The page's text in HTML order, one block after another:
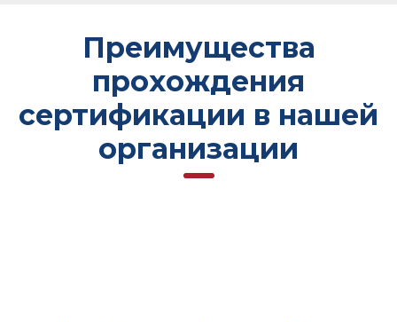
Преимущества
прохождения
сертификации в нашей
организации